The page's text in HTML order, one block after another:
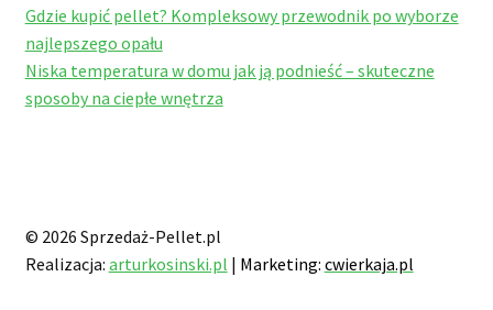
Gdzie kupić pellet? Kompleksowy przewodnik po wyborze
najlepszego opału
Niska temperatura w domu jak ją podnieść – skuteczne
sposoby na ciepłe wnętrza
© 2026 Sprzedaż-Pellet.pl
Realizacja: arturkosinski.pl | Marketing: cwierkaja.pl